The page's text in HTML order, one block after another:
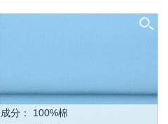
成分： 100%棉